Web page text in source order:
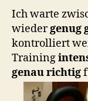
Ich warte
wiedergenug
kontrolliert
Training
genau richtig